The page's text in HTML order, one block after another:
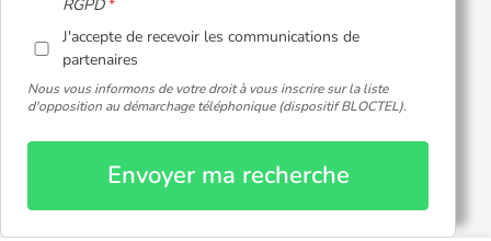
RGPD
J'accepte de recevoir les communications de
partenaires
Nous vous informons de votre droit à vous inscrire sur la liste
d'opposition au démarchage téléphonique (dispositif BLOCTEL).
Envoyer ma recherche